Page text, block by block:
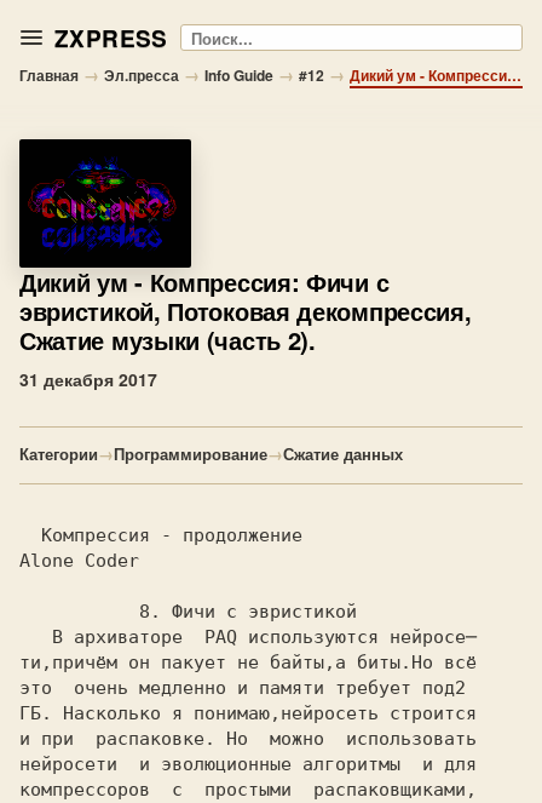
ZXPRESS Поиск
Главная → Эл.пресса → Info Guide → #12 → Дикий ум - Компрессия: Фичи с эвристикой, Потоковая декомпрессия, Сжатие музыки (часть 2).
Дикий ум - Компрессия: Фичи с
эвристикой, Потоковая декомпрессия,
Сжатие музыки (часть 2).
31 декабря 2017
Категории→Программирование→Сжатие данных
Alone Coder
ти,причём он пакует не байты,а биты.Но всё
это  очень медленно и памяти требует под
ГБ. Насколько я понимаю,нейросеть строится
и при  распаковке. Но  можно  использовать
нейросети  и эволюционные алгоритмы  и для
компрессоров  с  простыми  распаковщиками,